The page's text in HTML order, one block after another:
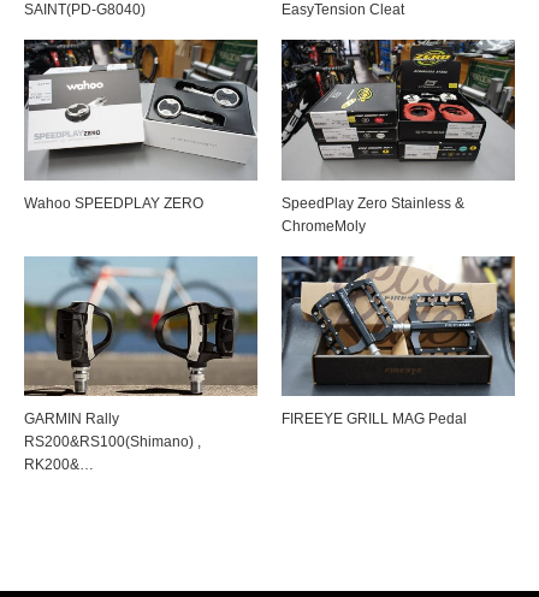
SAINT(PD-G8040)
EasyTension Cleat
Wahoo SPEEDPLAY ZERO
SpeedPlay Zero Stainless &
ChromeMoly
GARMIN Rally
RS200&RS100(Shimano) ,
RK200&…
FIREEYE GRILL MAG Pedal